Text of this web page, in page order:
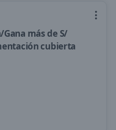
más de S/
cubierta